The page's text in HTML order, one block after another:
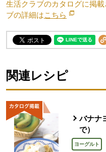
生活クラブのカタログに掲
ブの詳細はこちら 別のウィ
関連レシピ
バナナ
で）
ヨーグルト